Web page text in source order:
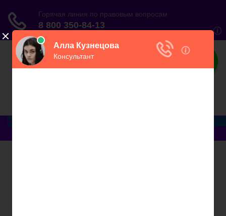
ЮристВзаконе